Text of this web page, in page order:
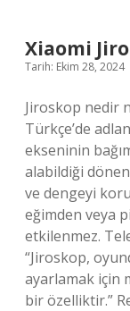
Xiaomi
Tarih: Ekim 28, 2024
Jiroskop nedir
Türkçe’de
ekseninin
alabildiği
ve dengeyi
eğimden veya
etkilenmez.
“Jiroskop,
ayarlamak için
bir özelliktir.”